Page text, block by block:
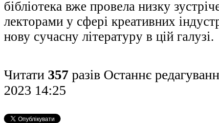
бібліотека вже провела низку
лекторами у сфері креативних
нову сучасну літературу в цій галузі.
Читати 357 разів Останнє
2023 14:25